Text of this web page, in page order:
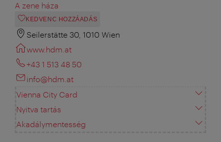
A zene háza
KEDVENC HOZZÁADÁS
Seilerstätte 30, 1010 Wien
www.hdm.at
+43 1 513 48 50
info@hdm.at
Vienna City Card
Nyitva tartás
Akadálymentesség